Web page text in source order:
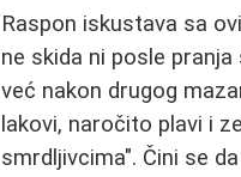
Raspon iskustava sa
ne skida ni posle
već nakon drugog
lakovi, naročito plavi i
smrdljivcima". Čini se